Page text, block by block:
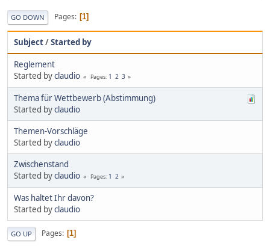
GO DOWN Pages 1
Subject/Started by
Reglement
Started byclaudio Pages 1 2 3
Thema für Wettbewerb (Abstimmung)
Started byclaudio
Themen-Vorschläge
Started byclaudio
Zwischenstand
Started byclaudio Pages 1 2
Was haltet Ihr davon?
Started byclaudio
GO UP Pages 1